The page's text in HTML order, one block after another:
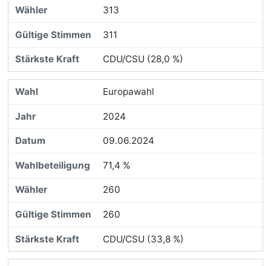
313
311
CDU/CSU (28,0 %)
Europawahl
2024
09.06.2024
71,4 %
260
260
CDU/CSU (33,8 %)